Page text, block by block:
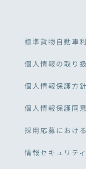
標準貨物自動車
個人情報の取り
個人情報保護方針
個人情報保護同
採用応募におけ
情報セキュリテ